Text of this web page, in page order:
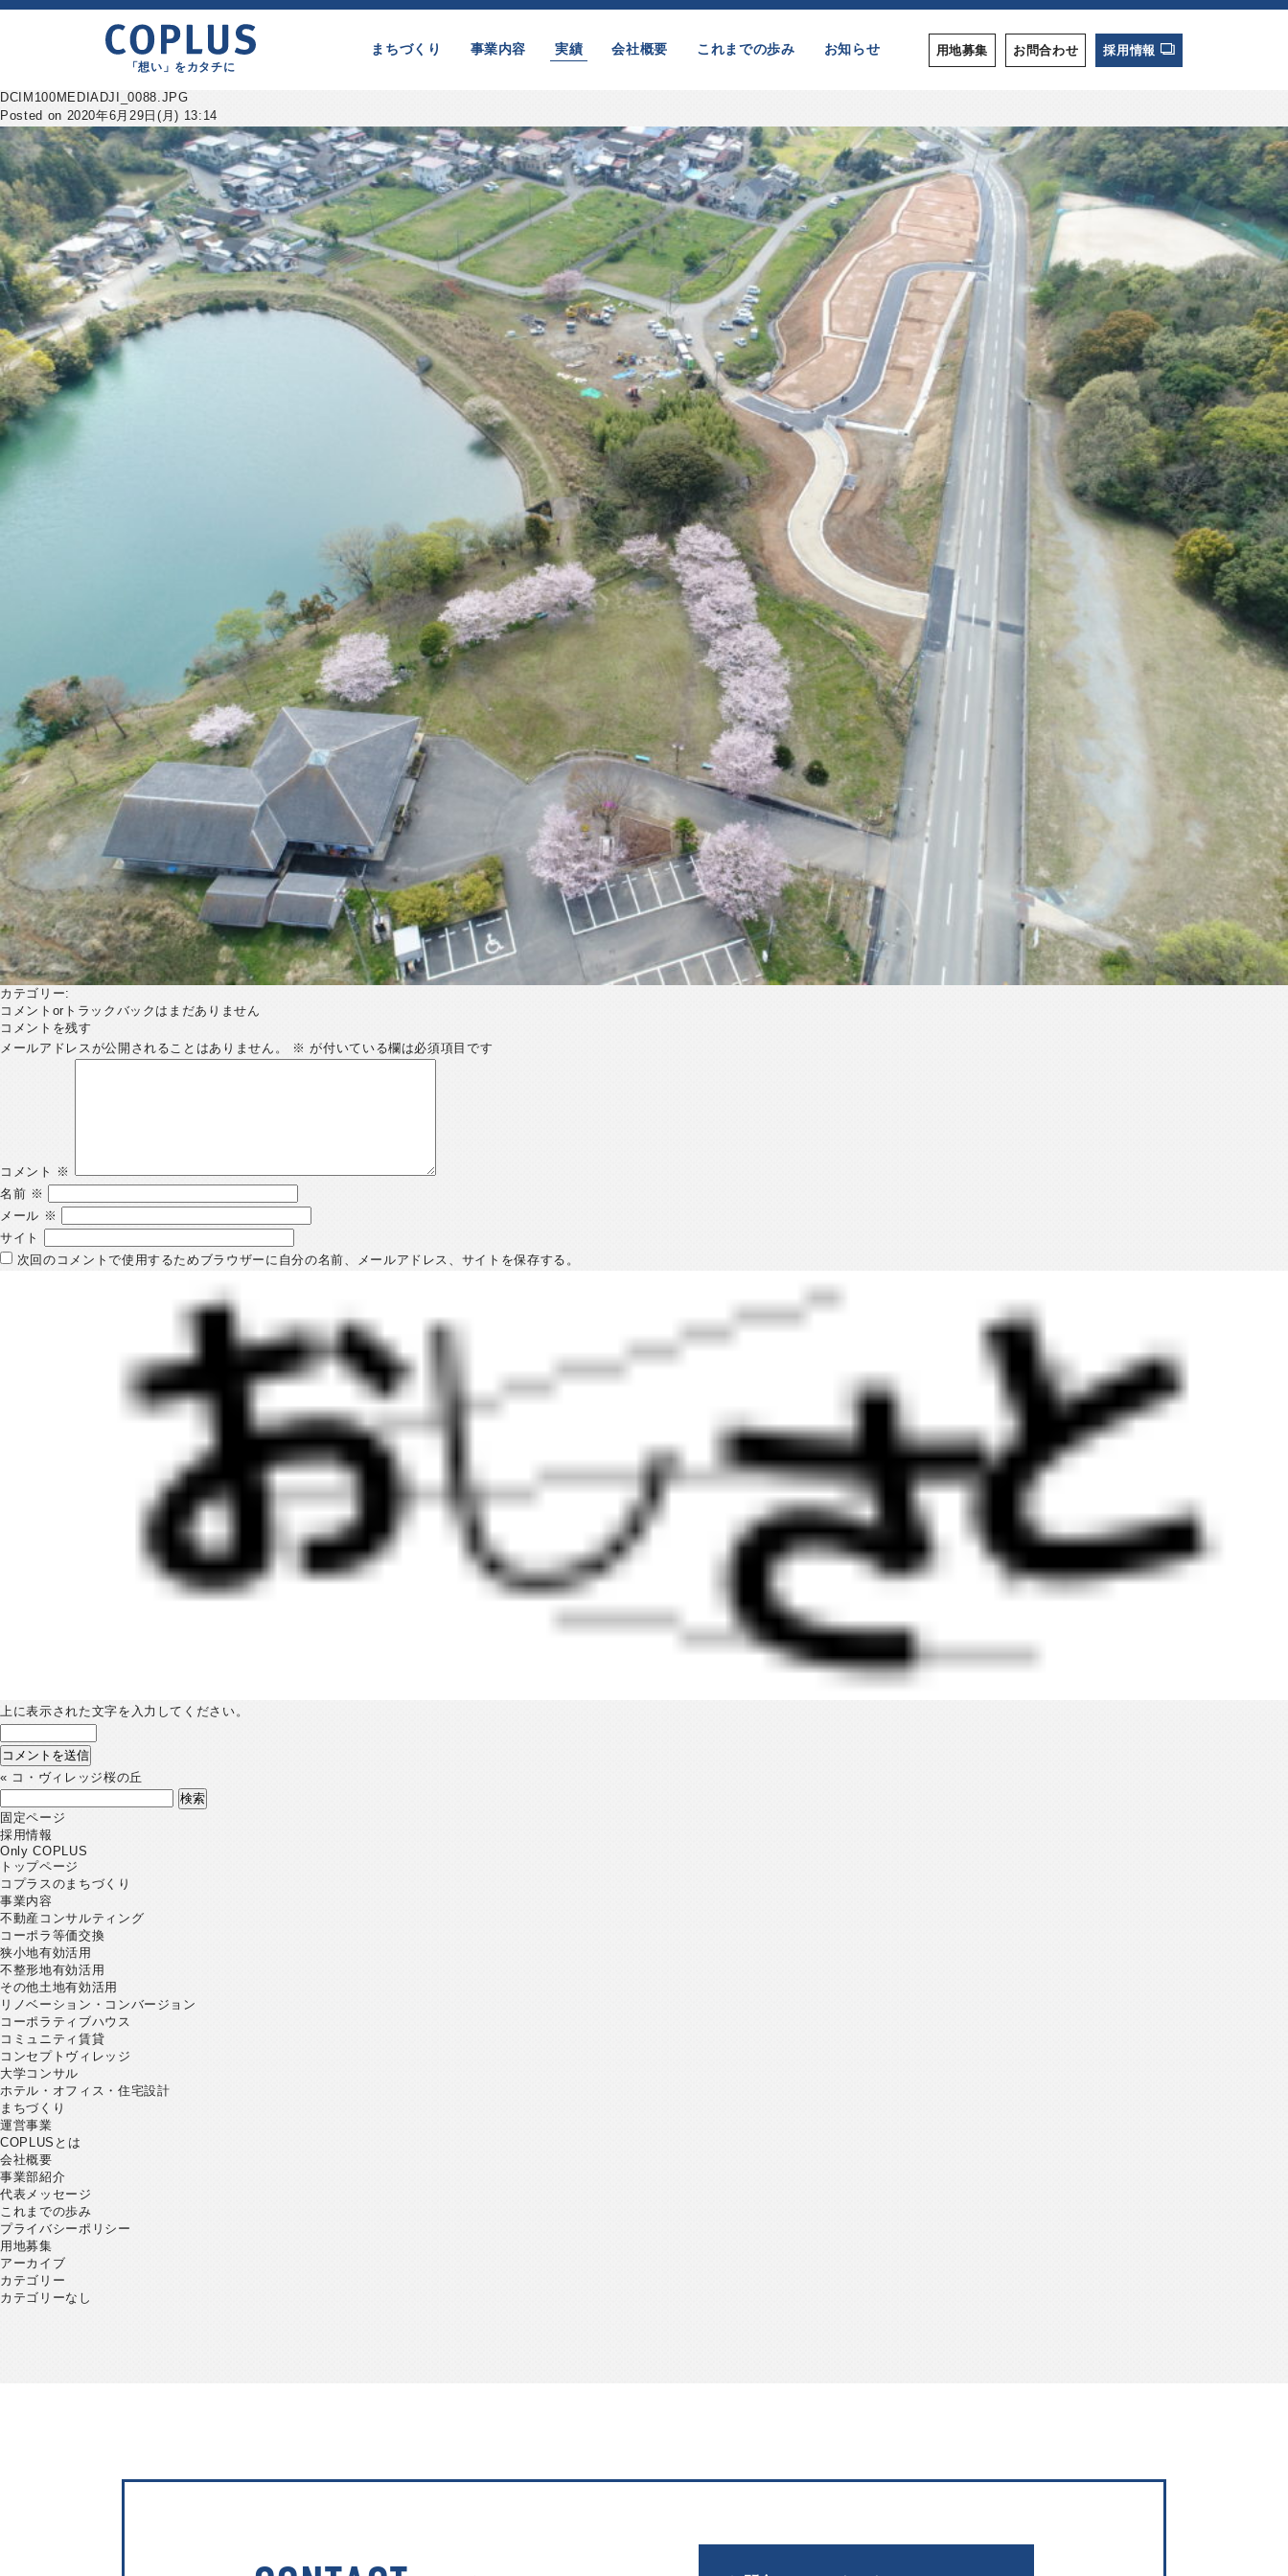
「想い」をカタチに
まちづくり 事業内容 実績 会社概要 これまでの歩み お知らせ 用地募集 お問合わせ 採用情報
DCIM100MEDIADJI_0088.JPG
Posted on 2020年6月29日(月) 13:14
カテゴリー:
コメントorトラックバックはまだありません
コメントを残す
メールアドレスが公開されることはありません。
※ が付いている欄は必須項目です
コメント
※
名前 ※
メール ※
サイト
次回のコメントで使用するためブラウザーに自分の名前、メールアドレス、サイトを保存する。
上に表示された文字を入力してください。
« コ・ヴィレッジ桜の丘
索:
固定ページ
採用情報
Only COPLUS
トップページ
コプラスのまちづくり
事業内容
不動産コンサルティング
コーポラ等価交換
狭小地有効活用
不整形地有効活用
その他土地有効活用
リノベーション・コンバージョン
コーポラティブハウス
コミュニティ賃貸
コンセプトヴィレッジ
大学コンサル
ホテル・オフィス・住宅設計
まちづくり
運営事業
COPLUSとは
会社概要
事業部紹介
代表メッセージ
これまでの歩み
プライバシーポリシー
用地募集
アーカイブ
カテゴリー
カテゴリーなし